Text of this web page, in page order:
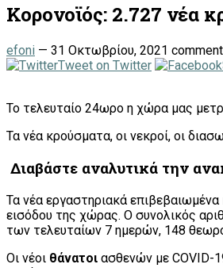
Κορoνοϊός: 2.727 νέα
efoni — 31 Οκτωβρίου, 2021
Tweet on Twitter
Το τελευταίο 24ωρο η χώρα μας
Τα νέα κρούσματα, οι νεκροί, οι
Διαβάστε αναλυτικά την
Τα νέα εργαστηριακά
εισόδου της χώρας. Ο συνολικός
των τελευταίων 7 ημερών, 148
Οι νέοι θάνατοι ασθενών με COVID-